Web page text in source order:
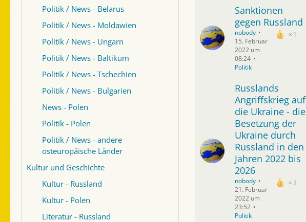
Politik / News - Belarus
Politik / News - Moldawien
Politik / News - Ungarn
Politik / News - Baltikum
Politik / News - Tschechien
Politik / News - Bulgarien
News - Polen
Politik - Polen
Politik / News - andere
osteuropäische Länder
Kultur und Geschichte
Kultur - Russland
Kultur - Polen
Literatur - Russland
Sanktionen
gegen Russland
1
nobody
15. Februar
2022 um
08:24
Politik
Russlands
Angriffskrieg auf
die Ukraine - die
Besetzung der
Ukraine durch
Russland in den
Jahren 2022 bis
2026
2
nobody
21. Februar
2022 um
23:52
Politik